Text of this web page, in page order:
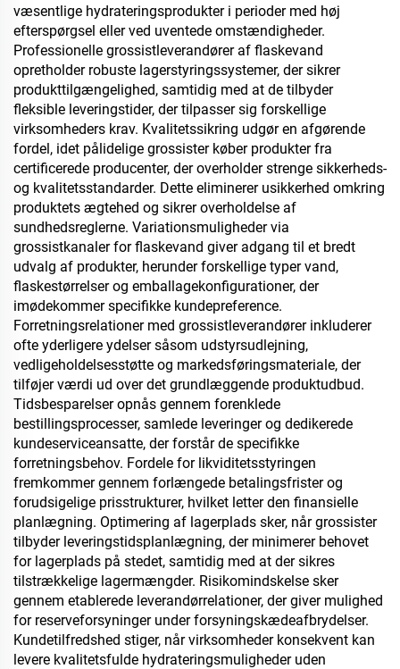
væsentlige hydrateringsprodukter i perioder med høj
efterspørgsel eller ved uventede omstændigheder.
Professionelle grossistleverandører af flaskevand
opretholder robuste lagerstyringssystemer, der sikrer
produkttilgængelighed, samtidig med at de tilbyder
fleksible leveringstider, der tilpasser sig forskellige
virksomheders krav. Kvalitetssikring udgør en afgørende
fordel, idet pålidelige grossister køber produkter fra
certificerede producenter, der overholder strenge sikkerheds-
og kvalitetsstandarder. Dette eliminerer usikkerhed omkring
produktets ægtehed og sikrer overholdelse af
sundhedsreglerne. Variationsmuligheder via
grossistkanaler for flaskevand giver adgang til et bredt
udvalg af produkter, herunder forskellige typer vand,
flaskestørrelser og emballagekonfigurationer, der
imødekommer specifikke kundepreference.
Forretningsrelationer med grossistleverandører inkluderer
ofte yderligere ydelser såsom udstyrsudlejning,
vedligeholdelsesstøtte og markedsføringsmateriale, der
tilføjer værdi ud over det grundlæggende produktudbud.
Tidsbesparelser opnås gennem forenklede
bestillingsprocesser, samlede leveringer og dedikerede
kundeserviceansatte, der forstår de specifikke
forretningsbehov. Fordele for likviditetsstyringen
fremkommer gennem forlængede betalingsfrister og
forudsigelige prisstrukturer, hvilket letter den finansielle
planlægning. Optimering af lagerplads sker, når grossister
tilbyder leveringstidsplanlægning, der minimerer behovet
for lagerplads på stedet, samtidig med at der sikres
tilstrækkelige lagermængder. Risikomindskelse sker
gennem etablerede leverandørrelationer, der giver mulighed
for reserveforsyninger under forsyningskædeafbrydelser.
Kundetilfredshed stiger, når virksomheder konsekvent kan
levere kvalitetsfulde hydrateringsmuligheder uden